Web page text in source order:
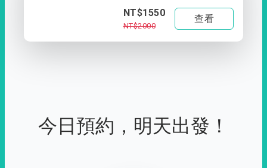
NT$1550
NT$2000
查看
今日預約，明天出發！